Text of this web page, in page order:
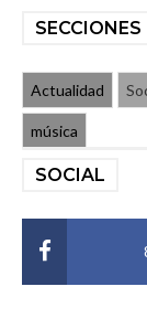
SECCIONES
Actualidad
música
SOCIAL